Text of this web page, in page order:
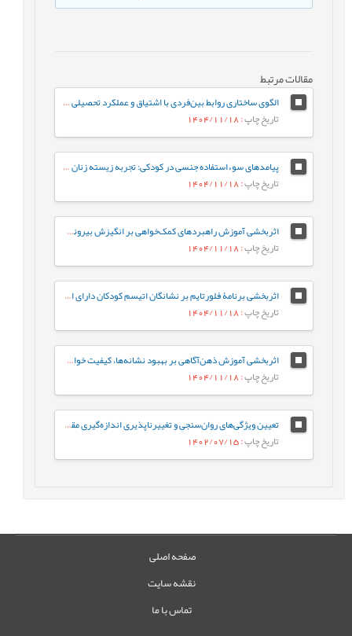
مقالات مرتبط
الگوی ساختاری روابط بین‌فردی با اشتیاق و عملکرد تحصیلی دانش‌آموزان دورۀ متوسطه با نقش میانجی عواطف مثبت
تاریخ چاپ: 1404/11/18
پیامدهای سوءاستفاده جنسی در کودکی: تجربه زیسته زنان ایرانی
تاریخ چاپ: 1404/11/18
اثربخشی آموزش راهبردهای کمک‌خواهی بر انگیزش بیرونی، انگیزش درونی، و بی‌انگیزگی تحصیلی دانش‌آموزان
تاریخ چاپ: 1404/11/18
اثربخشی برنامۀ فلورتایم بر نشانگان اتیسم کودکان دارای اختلال‌های طیف اتیسم
تاریخ چاپ: 1404/11/18
اثربخشی آموزش ذهن‌آگاهی بر بهبود نشانه‌ها، کیفیت خواب، و کارکردهای شناختی افراد مبتلا به بی‌خوابی مزمن
تاریخ چاپ: 1404/11/18
تعیین ویژگی‌های روان‌سنجی و تغییرناپذیری اندازه‌گیری مقیاس شکوفایی زوجی
تاریخ چاپ: 1402/07/15
صفحه اصلی
نقشه سایت
تماس با ما